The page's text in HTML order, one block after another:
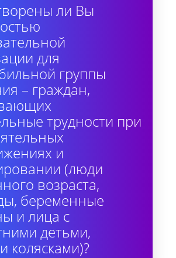
ли Вы
для
группы
– граждан,
трудности при
и
(люди
возраста,
беременные
и лица с
детьми,
колясками)?